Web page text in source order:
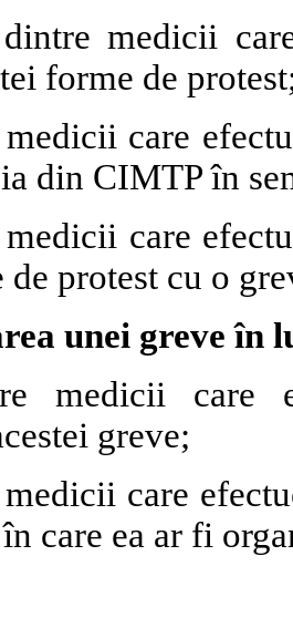
medicii
forme de
care
din CIMTP în
care
de protest cu o
unei greve în
medicii care
greve;
care
care ea ar fi